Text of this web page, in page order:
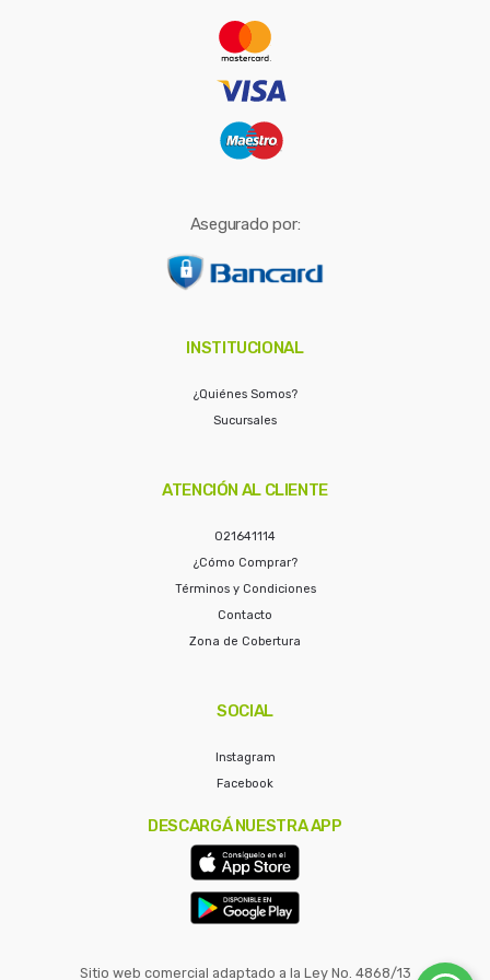
Asegurado por:
INSTITUCIONAL
¿Quiénes Somos?
Sucursales
ATENCIÓN AL CLIENTE
021641114
¿Cómo Comprar?
Términos y Condiciones
Contacto
Zona de Cobertura
SOCIAL
Instagram
Facebook
DESCARGÁ NUESTRA APP
Sitio web comercial adaptado a la Ley No. 4868/13